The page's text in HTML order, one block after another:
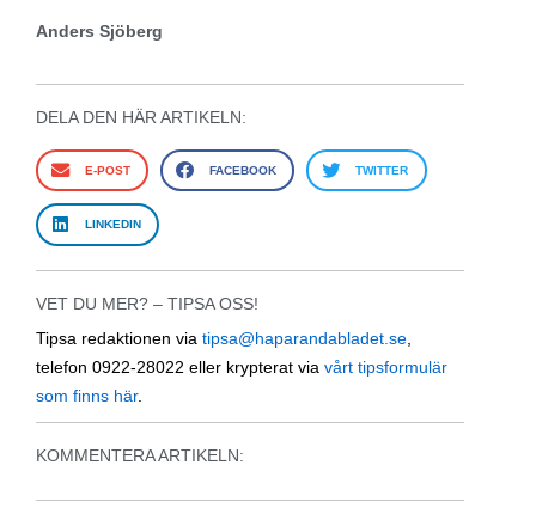
Anders Sjöberg
DELA DEN HÄR ARTIKELN:
E-POST FACEBOOK TWITTER
LINKEDIN
VET DU MER? – TIPSA OSS!
Tipsa redaktionen via tipsa@haparandabladet.se
telefon 0922-28022 eller krypterat via vårt tipsformulär
som finns här.
KOMMENTERA ARTIKELN: